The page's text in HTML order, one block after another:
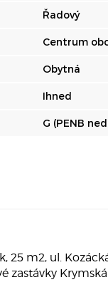
Řadový
Centrum
Obytná
Ihned
G (PENB
m2, ul.
zastávky